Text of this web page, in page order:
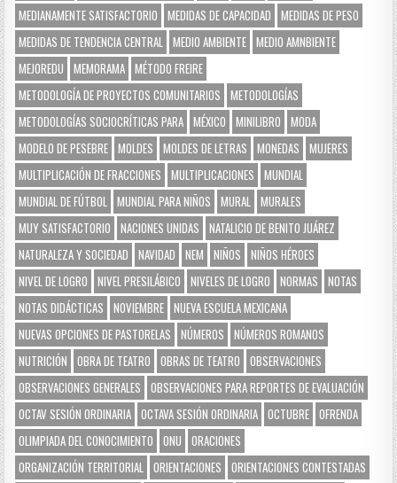
MEDIANAMENTE SATISFACTORIO
MEDIDAS DE CAPACIDAD
MEDIDAS DE PESO
MEDIDAS DE TENDENCIA CENTRAL
MEDIO AMBIENTE MEDIO AMNBIENTE
MEJOREDU
MEMORAMA MÉTODO FREIRE
METODOLOGÍA DE PROYECTOS COMUNITARIOS
METODOLOGÍAS
METODOLOGÍAS SOCIOCRÍTICAS PARA MÉXICO MINILIBRO
MODA
MODELO DE PESEBRE MOLDES MOLDES DE LETRAS MONEDAS
MUJERES
MULTIPLICACIÓN DE FRACCIONES
MULTIPLICACIONES
MUNDIAL
MUNDIAL DE FÚTBOL
MUNDIAL PARA NIÑOS MURAL
MURALES
MUY SATISFACTORIO
NACIONES UNIDAS
NATALICIO DE BENITO JUÁREZ
NATURALEZA Y SOCIEDAD
NAVIDAD NEM NIÑOS
NIÑOS HÉROES
NIVEL DE LOGRO
NIVEL PRESILÁBICO NIVELES DE LOGRO NORMAS
NOTAS
NOTAS DIDÁCTICAS
NOVIEMBRE NUEVA ESCUELA MEXICANA
NUEVAS OPCIONES DE PASTORELAS
NÚMEROS
NÚMEROS ROMANOS
NUTRICIÓN
OBRA DE TEATRO OBRAS DE TEATRO
OBSERVACIONES
OBSERVACIONES GENERALES
OBSERVACIONES PARA REPORTES DE EVALUACIÓN
OCTAV SESIÓN ORDINARIA OCTAVA SESIÓN ORDINARIA OCTUBRE OFRENDA
OLIMPIADA DEL CONOCIMIENTO
ONU
ORACIONES
ORGANIZACIÓN TERRITORIAL
ORIENTACIONES
ORIENTACIONES CONTESTADAS